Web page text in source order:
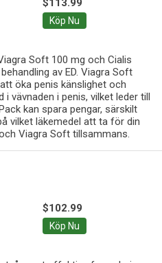
$113.99
Köp Nu
Soft 100 mg och Cialis
av ED. Viagra Soft
öka penis känslighet och
vävnaden i penis, vilket leder till
kan spara pengar, särskilt
vilket läkemedel att ta för din
Viagra Soft tillsammans.
$102.99
Köp Nu